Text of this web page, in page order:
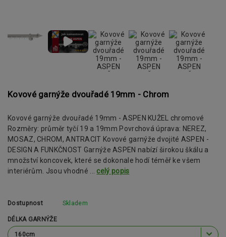
Kovové garnýže dvouřadé 19mm - Chrom
Kovové garnýže dvouřadé 19mm - ASPEN KUŽEL chromové
Rozměry: průměr tyčí 19 a 19mm Povrchová úprava: NEREZ,
MOSAZ, CHROM, ANTRACIT Kovové garnýže dvojité ASPEN -
DESIGN A FUNKČNOST Garnýže ASPEN nabízí širokou škálu a
množství koncovek, které se dokonale hodí téměř ke všem
interiérům. Jsou vhodné ... celý popis
Dostupnost Skladem
DÉLKA GARNÝŽE